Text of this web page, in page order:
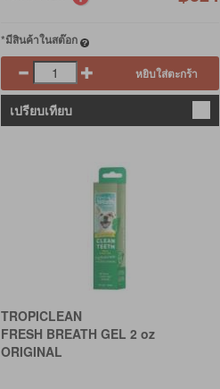
*มีสินค้าในสต๊อก
หยิบใส่ตะกร้า
เปรียบเทียบ
TROPICLEAN
FRESH BREATH GEL 2 oz
ORIGINAL